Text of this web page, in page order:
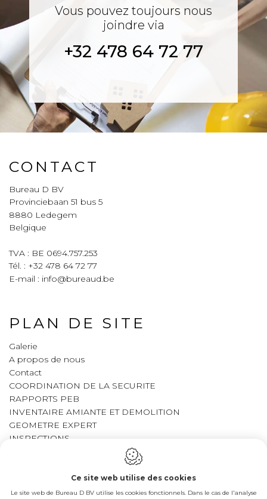
Vous pouvez toujours nous
joindre via
+32 478 64 72 77
CONTACT
Bureau D BV
Provinciebaan 51 bus 5
8880 Ledegem
Belgique
TVA : BE 0694.757.253
Tél. : +32 478 64 72 77
E-mail : info@bureaud.be
PLAN DE SITE
Galerie
A propos de nous
Contact
COORDINATION DE LA SECURITE
RAPPORTS PEB
INVENTAIRE AMIANTE ET DEMOLITION
GEOMETRE EXPERT
INSPECTIONS
Ce site web utilise des cookies
Le site web de Bureau D BV utilise les cookies fonctionnels. Dans le cas de l'analyse